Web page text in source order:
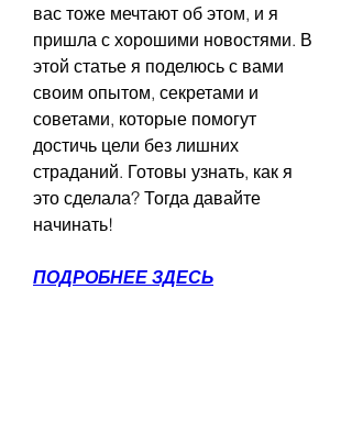
вас тоже мечтают об этом, и я
пришла с хорошими новостями. В
этой статье я поделюсь с вами
своим опытом, секретами и
советами, которые помогут
достичь цели без лишних
страданий. Готовы узнать, как я
это сделала? Тогда давайте
начинать!
ПОДРОБНЕЕ ЗДЕСЬ